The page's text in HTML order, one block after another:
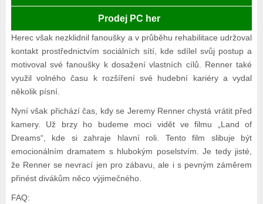
Prodej PC her
Herec však nezklidnil fanoušky a v průběhu rehabilitace udržoval
kontakt prostřednictvím sociálních sítí, kde sdílel svůj postup a
motivoval své fanoušky k dosažení vlastních cílů. Renner také
využil volného času k rozšíření své hudební kariéry a vydal
několik písní.
Nyní však přichází čas, kdy se Jeremy Renner chystá vrátit před
kamery. Už brzy ho budeme moci vidět ve filmu „Land of
Dreams“, kde si zahraje hlavní roli. Tento film slibuje být
emocionálním dramatem s hlubokým poselstvím. Je tedy jisté,
že Renner se nevrací jen pro zábavu, ale i s pevným záměrem
přinést divákům něco výjimečného.
FAQ: